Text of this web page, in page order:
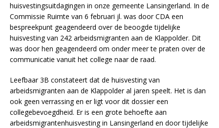
huisvestingsuitdagingen in onze gemeente Lansingerland. In de
Commissie Ruimte van 6 februari jl. was door CDA een
bespreekpunt geagendeerd over de beoogde tijdelijke
huisvesting van 242 arbeidsmigranten aan de Klappolder. Dit
was door hen geagendeerd om onder meer te praten over de
communicatie vanuit het college naar de raad.
Leefbaar 3B constateert dat de huisvesting van
arbeidsmigranten aan de Klappolder al jaren speelt. Het is dan
ook geen verrassing en er ligt voor dit dossier een
collegebevoegdheid. Er is een grote behoefte aan
arbeidsmigrantenhuisvesting in Lansingerland en door tijdelijke